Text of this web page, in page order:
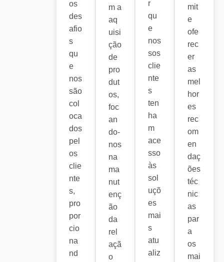
os
des
afio
s
qu
e
nos
são
col
oca
dos
pel
os
clie
nte
s,
pro
por
cio
na
nd
m a
aq
uisi
ção
de
pro
dut
os,
foc
an
do-
nos
na
ma
nut
enç
ão
da
rel
açã
o
r
qu
e
nos
sos
clie
nte
s
ten
ha
m
ace
sso
às
sol
uçõ
es
mai
s
atu
aliz
mit
e
ofe
rec
er
as
mel
hor
es
rec
om
en
daç
ões
téc
nic
as
par
a
os
mai